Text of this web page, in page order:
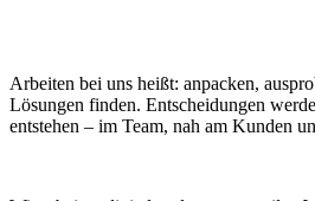
Arbeiten bei uns heißt: anpacken,
Lösungen finden. Entscheidungen
entstehen – im Team, nah am Kunden